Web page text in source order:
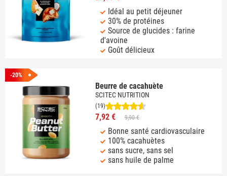
Idéal au petit déjeuner
30% de protéines
Source de glucides : farine
d'avoine
Goût délicieux
-20%
Beurre de cacahuète
SCITEC NUTRITION
(19)
7,92 € 9,90 €
Bonne santé cardiovasculaire
100% cacahuètes
sans sucre, sans sel
sans huile de palme